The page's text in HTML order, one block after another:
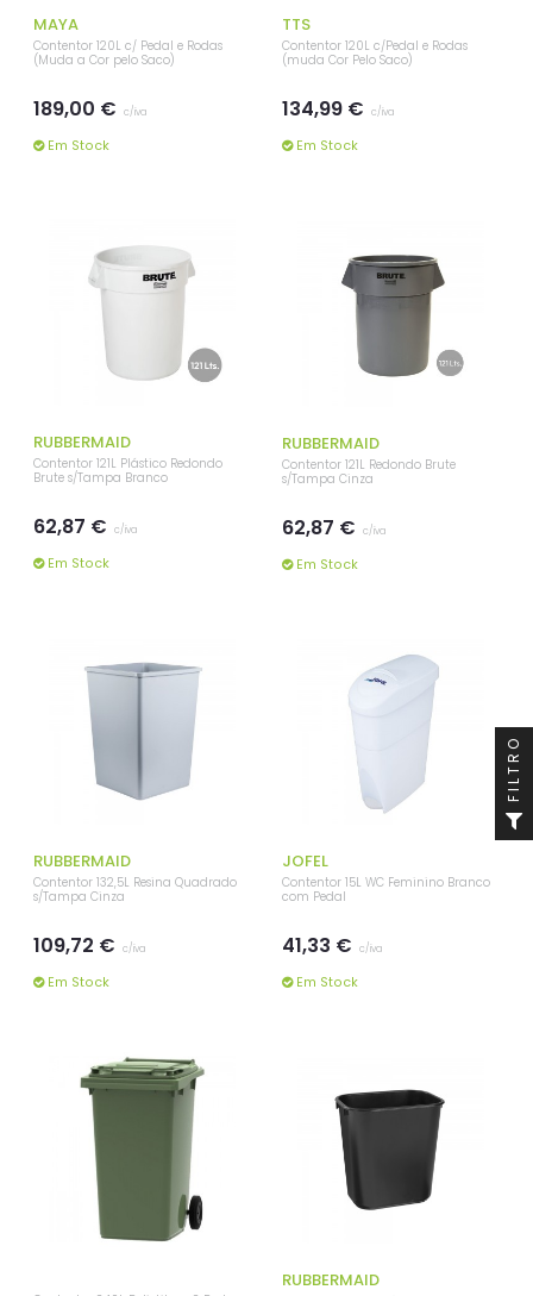
MAYA
Contentor 120L c/ Pedal e Rodas
(Muda a Cor pelo Saco)
189,00 € c/iva
Em Stock
TTS
Contentor 120L c/Pedal e Rodas
(muda Cor Pelo Saco)
134,99 € c/iva
Em Stock
RUBBERMAID
Contentor 121L Plástico Redondo
Brute s/Tampa Branco
62,87 € c/iva
Em Stock
RUBBERMAID
Contentor 121L Redondo Brute
s/Tampa Cinza
62,87 € c/iva
Em Stock
RUBBERMAID
Contentor 132,5L Resina Quadrado
s/Tampa Cinza
109,72 € c/iva
Em Stock
JOFEL
Contentor 15L WC Feminino Branco
com Pedal
41,33 € c/iva
Em Stock
RUBBERMAID
FILTRO